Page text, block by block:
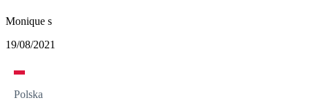
Monique s
19/08/2021
Polska